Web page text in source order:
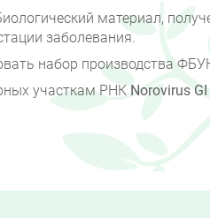
материал,
заболевания.
набор производства
участкам РНК Norovirus GI